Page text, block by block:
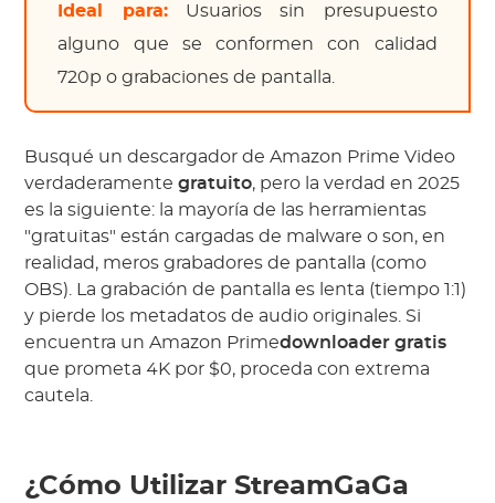
Ideal para:Usuarios sin presupuesto
alguno que se conformen con calidad
720p o grabaciones de pantalla.
Busqué un descargador de Amazon Prime Video
verdaderamentegratuito, pero la verdad en 2025
es la siguiente: la mayoría de las herramientas
"gratuitas" están cargadas de malware o son, en
realidad, meros grabadores de pantalla (como
OBS). La grabación de pantalla es lenta (tiempo 1:1)
y pierde los metadatos de audio originales. Si
encuentra un Amazon Primedownloader gratis
que prometa 4K por $0, proceda con extrema
cautela.
¿Cómo Utilizar StreamGaGa